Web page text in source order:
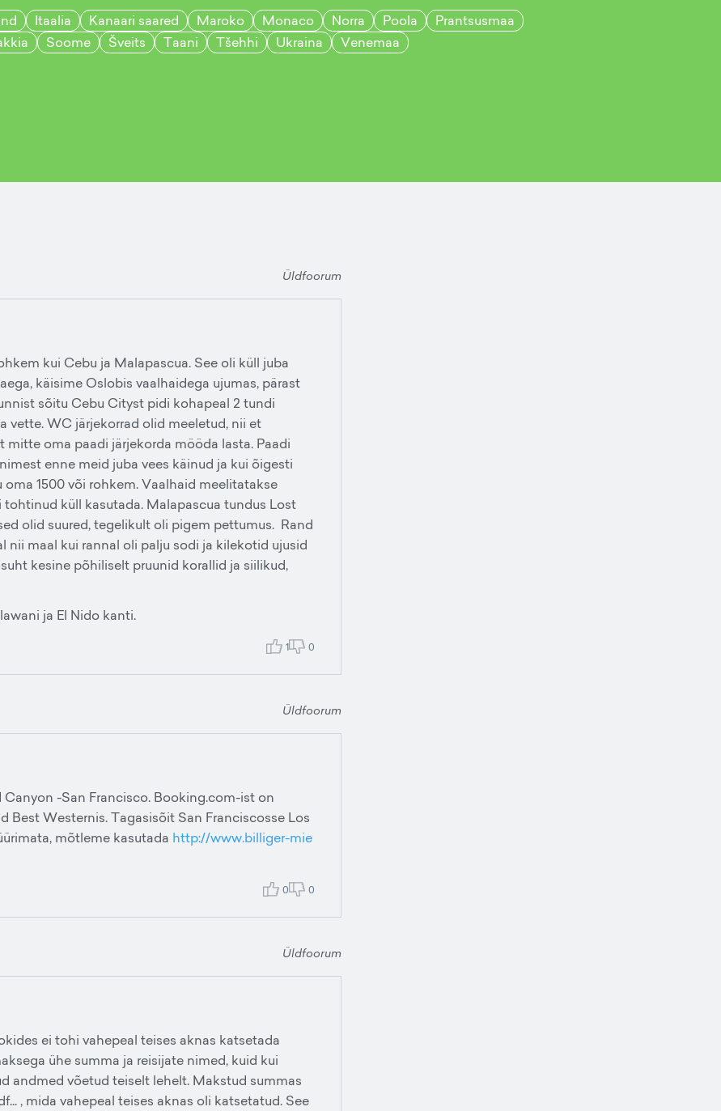
Itaalia Kanaari saared Maroko Monaco Norra Poola
Prantsusmaa
Soome Šveits Taani Tšehhi Ukraina Venemaa
Üldfoorum
kui Cebu ja Malapascua. See oli küll juba
käisime Oslobis vaalhaidega ujumas, pärast
sõitu Cebu Cityst pidi kohapeal 2 tundi
vette. WC järjekorrad olid meeletud, nii et
oma paadi järjekorda mööda lasta. Paadi
enne meid juba vees käinud ja kui õigesti
1500 või rohkem. Vaalhaid meelitatakse
küll kasutada. Malapascua tundus Lost
olid suured, tegelikult oli pigem pettumus. Rand
nii maal kui rannal oli palju sodi ja kilekotid ujusid
kesine põhiliselt pruunid korallid ja siilikud,
ja El Nido kanti.
1 0
Üldfoorum
-San Francisco. Booking.com-ist on
Westernis. Tagasisõit San Franciscosse Los
mõtleme kasutada http://www.billiger-mie
0 0
Üldfoorum
ei tohi vahepeal teises aknas katsetada
ühe summa ja reisijate nimed, kuid kui
andmed võetud teiselt lehelt. Makstud summas
, mida vahepeal teises aknas oli katsetatud. See